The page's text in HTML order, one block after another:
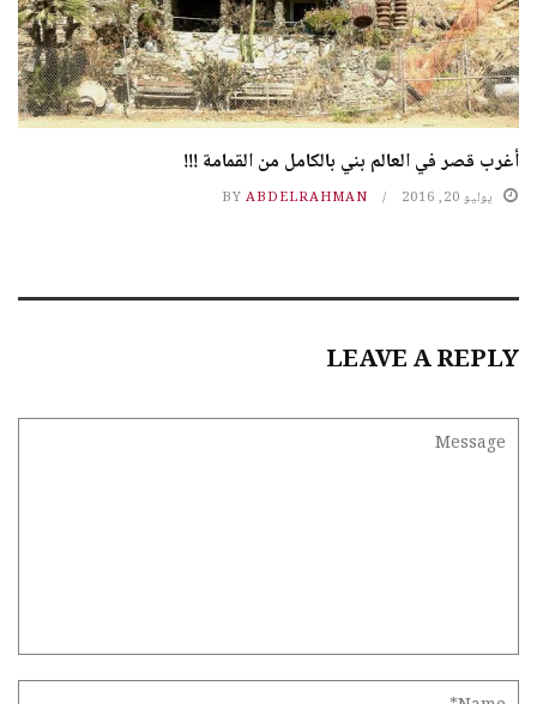
أغرب قصر في العالم بني بالكامل من القمامة !!!
يوليو 20, 2016 BY ABDELRAHMAN
LEAVE A REPLY